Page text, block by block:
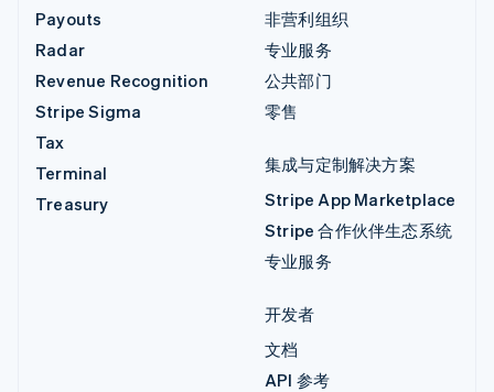
Payouts
Radar
Revenue Recognition
Stripe Sigma
Tax
Terminal
Treasury
非营利组织
专业服务
公共部门
零售
集成与定制解决方案
Stripe App Marketplace
Stripe 合作伙伴生态系统
专业服务
开发者
文档
API 参考